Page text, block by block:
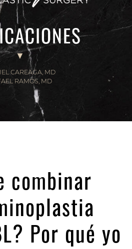
CAREAGA, MD
RAMOS, MD
combinar
Por qué yo